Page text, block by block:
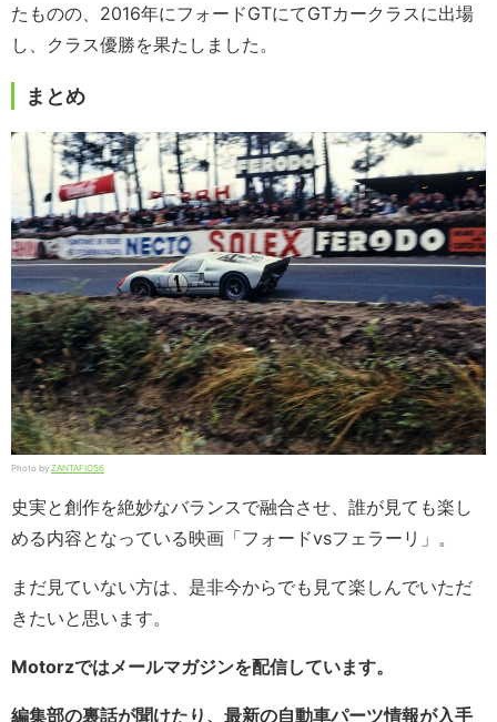
たものの、2016年にフォードGTにてGTカークラスに出場
し、クラス優勝を果たしました。
まとめ
Photo by ZANTAFIO56
史実と創作を絶妙なバランスで融合させ、誰が見ても楽し
める内容となっている映画「フォードvsフェラーリ」。
まだ見ていない方は、是非今からでも見て楽しんでいただ
きたいと思います。
Motorzではメールマガジンを配信しています。
編集部の裏話が聞けたり、最新の自動車パーツ情報が入手